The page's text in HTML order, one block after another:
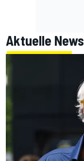
Aktuelle News